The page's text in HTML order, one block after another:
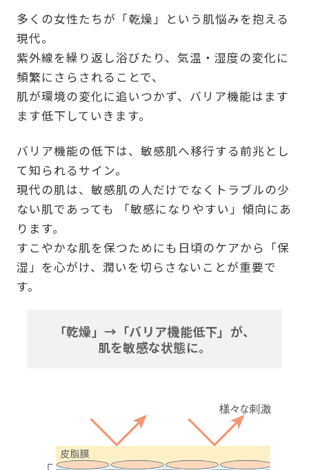
多くの女性たちが「乾燥」という肌悩みを抱える
現代。
紫外線を繰り返し浴びたり、気温・湿度の変化に
頻繁にさらされることで、
肌が環境の変化に追いつかず、バリア機能はます
ます低下していきます。
バリア機能の低下は、敏感肌へ移行する前兆とし
て知られるサイン。
現代の肌は、敏感肌の人だけでなくトラブルの少
ない肌であっても 「敏感になりやすい」傾向にあ
ります。
すこやかな肌を保つためにも日頃のケアから「保
湿」を心がけ、潤いを切らさないことが重要で
す。
「乾燥」→「バリア機能低下」が、
肌を敏感な状態に。